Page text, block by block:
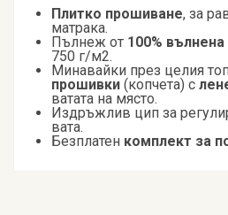
Плитко прошиване, за
матрака.
Пълнеж от 100% вълнена
750 г/м2.
Минавайки през целия
прошивки (копчета) с
ватата на място.
Издръжлив цип за
вата.
Безплатен комплект за